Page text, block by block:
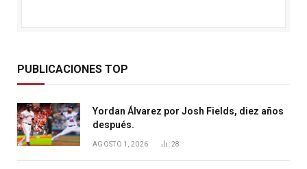
PUBLICACIONES TOP
Yordan Álvarez por Josh Fields, diez años
después.
AGOSTO 1, 2026 28